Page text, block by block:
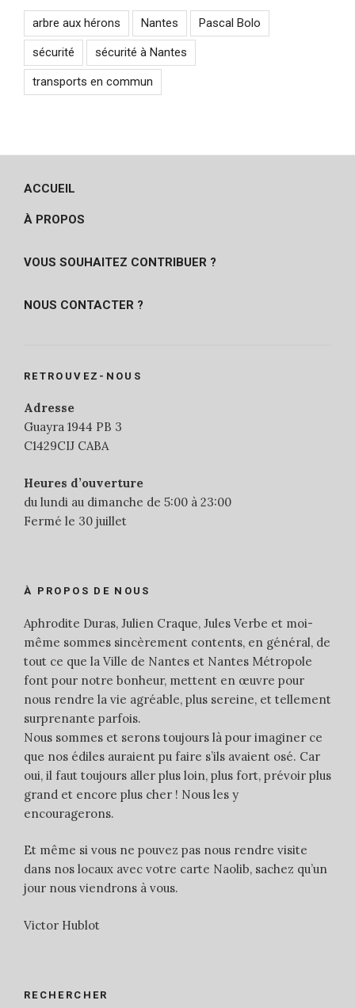
arbre aux hérons Nantes Pascal Bolo
sécurité sécurité à Nantes
transports en commun
ACCUEIL
À PROPOS
VOUS SOUHAITEZ CONTRIBUER ?
NOUS CONTACTER ?
RETROUVEZ-NOUS
Adresse
Guayra 1944 PB 3
C1429CIJ CABA
Heures d’ouverture
du lundi au dimanche de 5:00 à 23:00
Fermé le 30 juillet
À PROPOS DE NOUS
Aphrodite Duras, Julien Craque, Jules Verbe et moi-
même sommes sincèrement contents, en général, de
tout ce que la Ville de Nantes et Nantes Métropole
font pour notre bonheur, mettent en œuvre pour
nous rendre la vie agréable, plus sereine, et tellement
surprenante parfois.
Nous sommes et serons toujours là pour imaginer ce
que nos édiles auraient pu faire s’ils avaient osé. Car
oui, il faut toujours aller plus loin, plus fort, prévoir plus
grand et encore plus cher ! Nous les y
encouragerons.
Et même si vous ne pouvez pas nous rendre visite
dans nos locaux avec votre carte Naolib, sachez qu’un
jour nous viendrons à vous.
Victor Hublot
RECHERCHER